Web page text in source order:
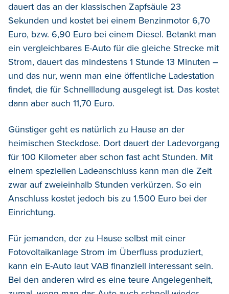
dauert das an der klassischen Zapfsäule 23
Sekunden und kostet bei einem Benzinmotor 6,70
Euro, bzw. 6,90 Euro bei einem Diesel. Betankt man
ein vergleichbares E-Auto für die gleiche Strecke mit
Strom, dauert das mindestens 1 Stunde 13 Minuten –
und das nur, wenn man eine öffentliche Ladestation
findet, die für Schnellladung ausgelegt ist. Das kostet
dann aber auch 11,70 Euro.
Günstiger geht es natürlich zu Hause an der
heimischen Steckdose. Dort dauert der Ladevorgang
für 100 Kilometer aber schon fast acht Stunden. Mit
einem speziellen Ladeanschluss kann man die Zeit
zwar auf zweieinhalb Stunden verkürzen. So ein
Anschluss kostet jedoch bis zu 1.500 Euro bei der
Einrichtung.
Für jemanden, der zu Hause selbst mit einer
Fotovoltaikanlage Strom im Überfluss produziert,
kann ein E-Auto laut VAB finanziell interessant sein.
Bei den anderen wird es eine teure Angelegenheit,